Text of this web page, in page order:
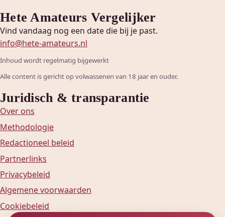
Hete Amateurs Vergelijker
Vind vandaag nog een date die bij je past.
info@hete-amateurs.nl
Inhoud wordt regelmatig bijgewerkt
Alle content is gericht op volwassenen van 18 jaar en ouder.
Juridisch & transparantie
Over ons
Methodologie
Redactioneel beleid
Partnerlinks
Privacybeleid
Algemene voorwaarden
Cookiebeleid